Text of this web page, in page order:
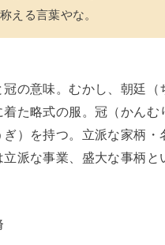
える言葉やな。
冠の意味。むかし、朝廷（
た略式の服。冠（かんむ
）を持つ。立派な家柄・
派な事業、盛大な事柄と